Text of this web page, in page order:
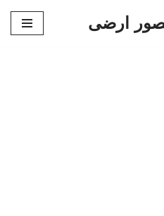
ارضی